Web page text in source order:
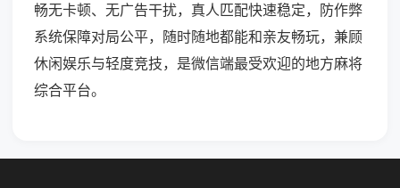
畅无卡顿、无广告干扰，真人匹配快速稳定，防作弊
系统保障对局公平，随时随地都能和亲友畅玩，兼顾
休闲娱乐与轻度竞技，是微信端最受欢迎的地方麻将
综合平台。